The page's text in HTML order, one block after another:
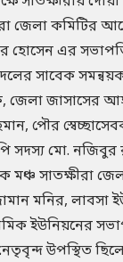
জেলা কমিটির
হোসেন এর
সাবেক
জেলা জাসাসের
পৌর
সদস্য মো. নজিবুর
সাতক্ষীরা
মনির, লাবসা
ইউনিয়নের
উপস্থিত